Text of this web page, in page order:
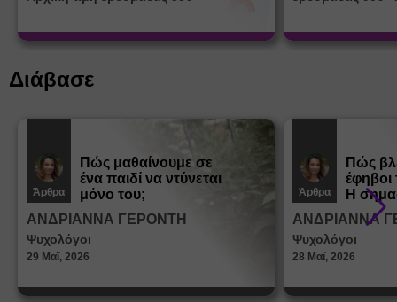
Διάβασε
Άρθρα
Πώς μαθαίνουμε σε
ένα παιδί να ντύνεται
μόνο του;
ΑΝΔΡΙΑΝΝΑ ΓΕΡΟΝΤΗ
Ψυχολόγοι
29 Μαϊ, 2026
Άρθρα
Πώς
Η
στη
ΑΝΔΡΙΑΝΝΑ
Ψυχολόγοι
28 Μαϊ, 2026